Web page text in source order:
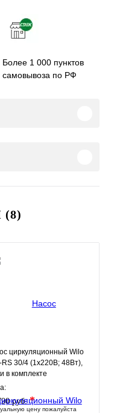
Более 1 000 пунктов
самовывоза по РФ
циркуляционный Wilo
RS 30/4 (1х220В; 48Вт),
в комплекте
руб.*
цену пожалуйста